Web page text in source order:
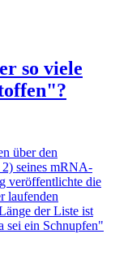
so viele
über den
2) seines mRNA-
veröffentlichte die
laufenden
der Liste ist
sei ein Schnupfen"